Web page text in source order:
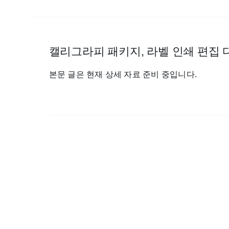
캘리그라피 패키지, 라벨 인쇄 편집
본문 글은 현재 상세 자료 준비 중입니다.